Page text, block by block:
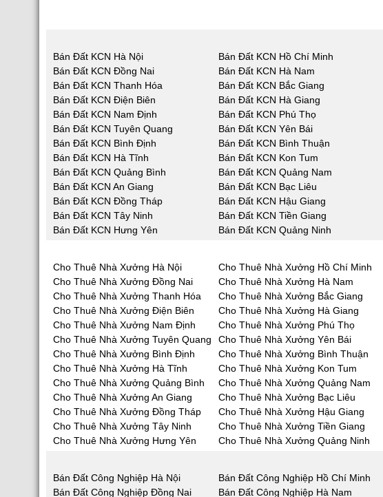
Bán Đất KCN Hà Nội Bán Đất KCN Hồ Chí Minh
Bán Đất KCN Đồng Nai
Bán Đất KCN Hà Nam
Bán Đất KCN Thanh Hóa
Bán Đất KCN Bắc Giang
Bán Đất KCN Điện Biên
Bán Đất KCN Hà Giang
Bán Đất KCN Nam Định
Bán Đất KCN Phú Thọ
Bán Đất KCN Tuyên Quang
Bán Đất KCN Yên Bái
Bán Đất KCN Bình Định
Bán Đất KCN Bình Thuận
Bán Đất KCN Hà Tĩnh
Bán Đất KCN Kon Tum
Bán Đất KCN Quảng Bình
Bán Đất KCN Quảng Nam
Bán Đất KCN An Giang
Bán Đất KCN Bạc Liêu
Bán Đất KCN Đồng Tháp
Bán Đất KCN Hậu Giang
Bán Đất KCN Tây Ninh
Bán Đất KCN Tiền Giang
Bán Đất KCN Hưng Yên
Bán Đất KCN Quảng Ninh
Cho Thuê Nhà Xưởng Hà Nội Cho Thuê Nhà Xưởng Hồ Chí Minh
Cho Thuê Nhà Xưởng Đồng Nai
Cho Thuê Nhà Xưởng Hà Nam
Cho Thuê Nhà Xưởng Thanh Hóa
Cho Thuê Nhà Xưởng Bắc Giang
Cho Thuê Nhà Xưởng Điện Biên
Cho Thuê Nhà Xưởng Hà Giang
Cho Thuê Nhà Xưởng Nam Định
Cho Thuê Nhà Xưởng Phú Thọ
Cho Thuê Nhà Xưởng Tuyên Quang
Cho Thuê Nhà Xưởng Yên Bái
Cho Thuê Nhà Xưởng Bình Định
Cho Thuê Nhà Xưởng Bình Thuận
Cho Thuê Nhà Xưởng Hà Tĩnh
Cho Thuê Nhà Xưởng Kon Tum
Cho Thuê Nhà Xưởng Quảng Bình
Cho Thuê Nhà Xưởng Quảng Nam
Cho Thuê Nhà Xưởng An Giang
Cho Thuê Nhà Xưởng Bạc Liêu
Cho Thuê Nhà Xưởng Đồng Tháp
Cho Thuê Nhà Xưởng Hậu Giang
Cho Thuê Nhà Xưởng Tây Ninh
Cho Thuê Nhà Xưởng Tiền Giang
Cho Thuê Nhà Xưởng Hưng Yên
Cho Thuê Nhà Xưởng Quảng Ninh
Bán Đất Công Nghiệp Hà Nội Bán Đất Công Nghiệp Hồ Chí Minh
Bán Đất Công Nghiệp Đồng Nai
Bán Đất Công Nghiệp Hà Nam